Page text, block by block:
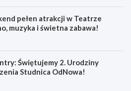
pełen atrakcji w Teatrze
muzyka i świetna zabawa!
Świętujemy 2. Urodziny
Studnica OdNowa!